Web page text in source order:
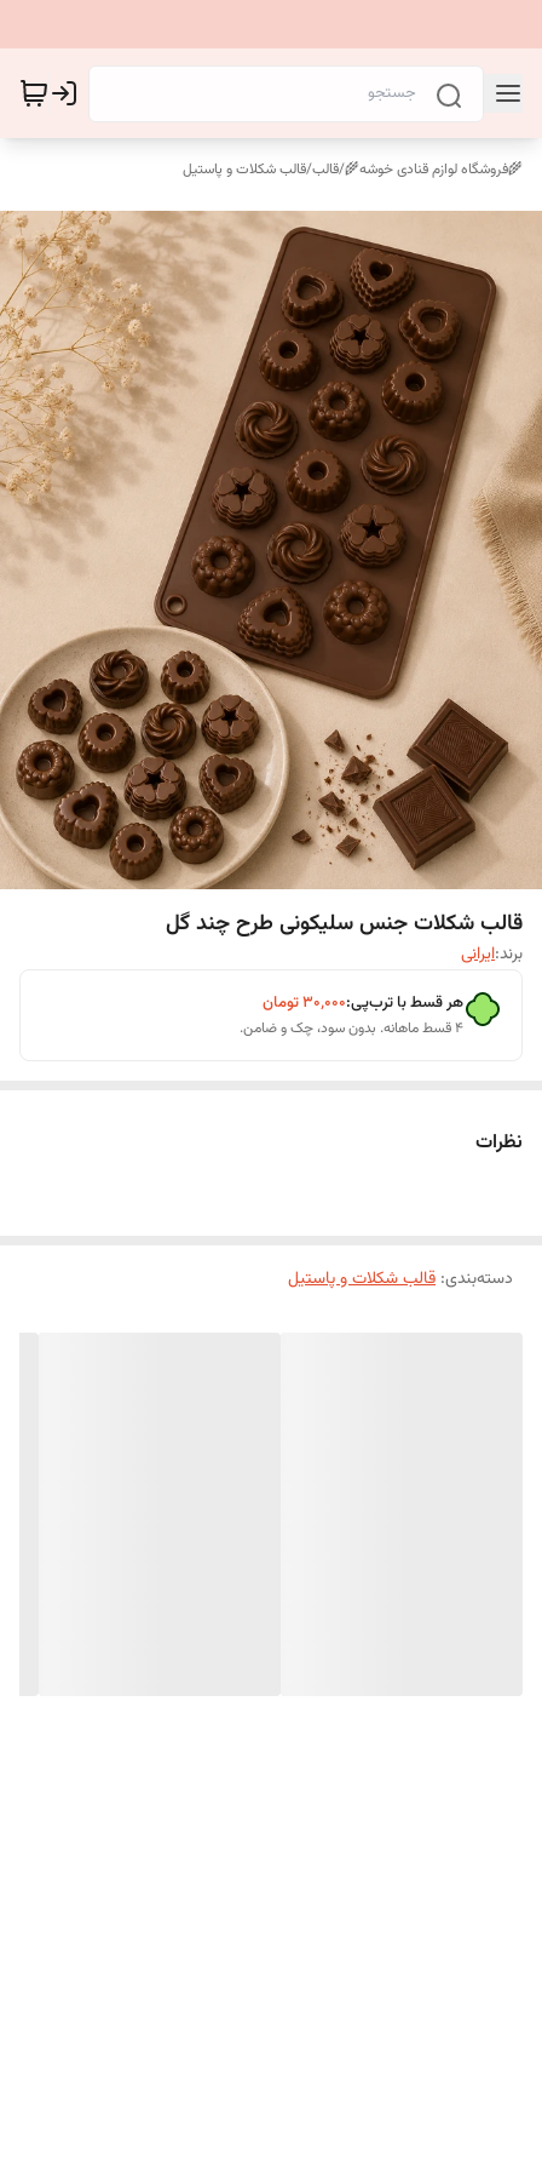
🌾فروشگاه لوازم قنادی خوشه🌾/قالب/قالب شکلات و پاستیل
قالب شکلات جنس سلیکونی طرح چند گل
برند:ایرانی
هر قسط با ترب‌پی:۳۰٬۰۰۰تومان
۴ قسط ماهانه. بدون سود، چک و ضامن.
نظرات
دسته‌بندی: قالب شکلات و پاستیل